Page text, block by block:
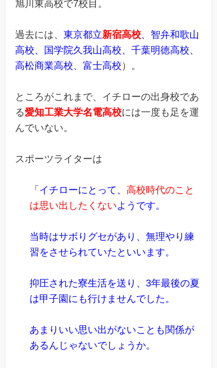
旭川東高校で7校目。
過去には、 東京都立新宿高校、智弁和歌山
高校、国学院久我山高校、千葉明徳高校、
高松商業高校、富士高校）。
ところがこれまで、イチローの出身校であ
る愛知工業大学名電高校には一度も足を運
んでいない。
スポーツライターは
「イチローにとって、 高校時代のこと
は思い出したくないようです。
当時はサボりグセがあり、無理やり練
習をさせられていたといいます。
抑圧された寮生活を送り、3年最後の夏
は甲子園にも行けませんでした。
あまりいい思い出がないことも関係が
あるんじゃないでしょうか。